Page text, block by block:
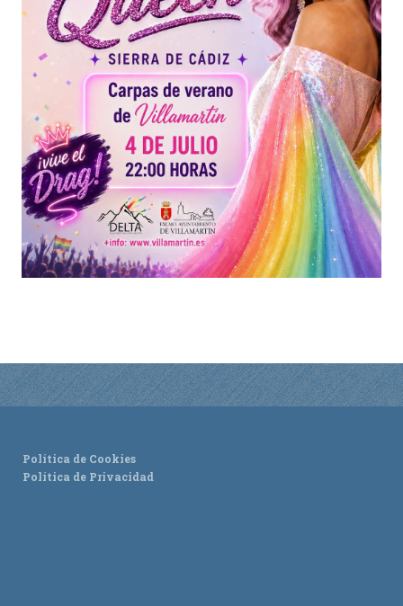
TURISMO
Historia
Qué ver
Fiestas
Gastronomía
Dónde dormir
Dónde comer
Artesanía
Entorno
PUBLICACIONES
Noticias
Política de Cookies
Política de Privacidad